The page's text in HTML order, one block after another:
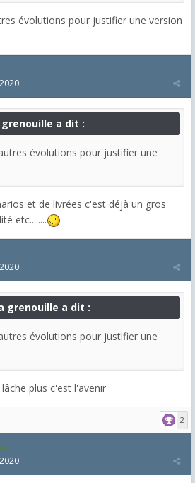
évolutions pour justifier une version
a dit :
évolutions pour justifier une
et de livrées c'est déjà un gros
etc........
grenouille a dit :
évolutions pour justifier une
plus c'est l'avenir
2